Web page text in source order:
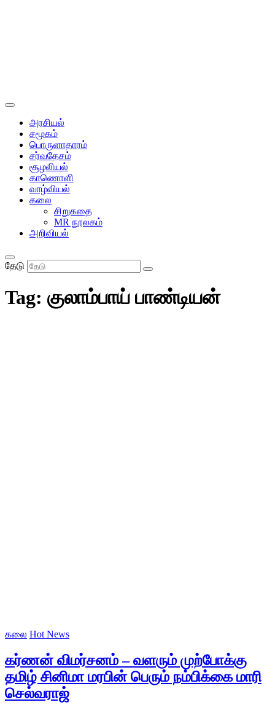
அரசியல்
சமூகம்
பொருளாதாரம்
சர்வதேசம்
சூழலியல்
காணொளி
வாழ்வியல்
கலை
சிறுகதை
MR நூலகம்
அறிவியல்
தேடு
Tag: குலாம்பாய் பாண்டியன்
கலை Hot News
கர்ணன் விமர்சனம் – வளரும் முற்போக்கு
தமிழ் சினிமா மரபின் பெரும் நம்பிக்கை மாரி
செல்வராஜ்